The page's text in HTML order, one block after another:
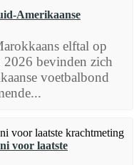
Amerikaanse
elftal op
2026 bevinden zich
voetbalbond
voor laatste